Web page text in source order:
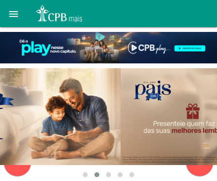

navigate_before navigate_next